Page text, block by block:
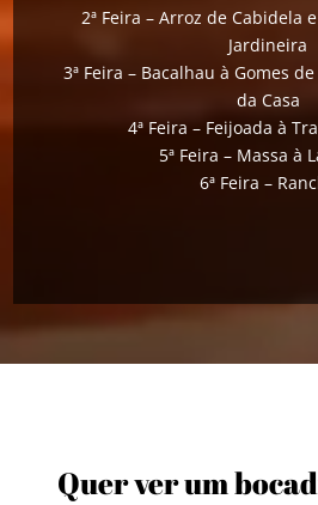
2ª Feira – Arroz de Cabidela
Jardineira
3ª Feira – Bacalhau à Gomes
da Casa
4ª Feira – Feijoada à
5ª Feira – Massa à
6ª Feira –
Quer ver um